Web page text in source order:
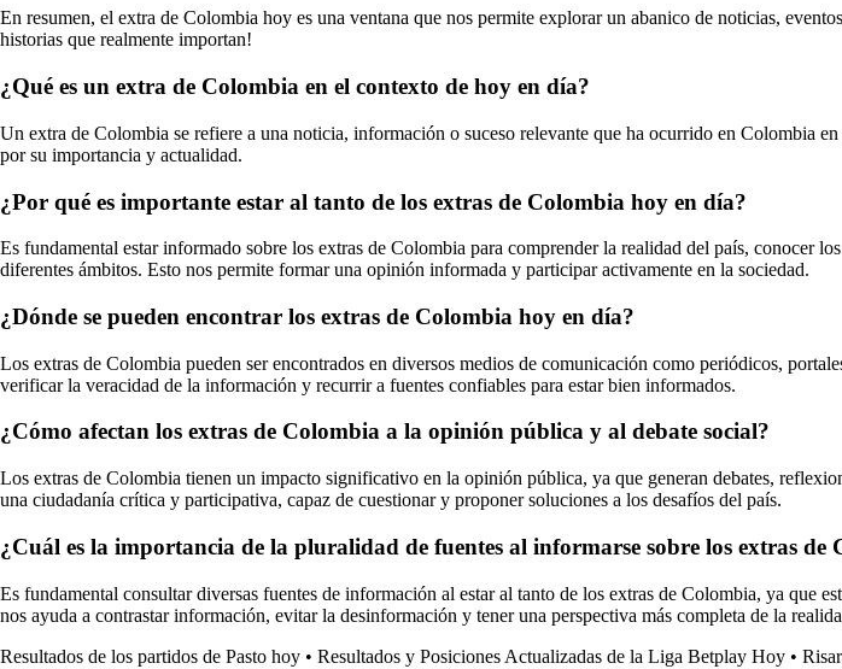
En resumen, el extra de Colombia hoy es una ventana que nos permite explorar un abanico de noticias,
historias que realmente importan!
¿Qué es un extra de Colombia en el contexto de hoy en día?
Un extra de Colombia se refiere a una noticia, información o suceso relevante que ha ocurrido en Colombia
por su importancia y actualidad.
¿Por qué es importante estar al tanto de los extras de Colombia hoy en día?
Es fundamental estar informado sobre los extras de Colombia para comprender la realidad del país, conocer
diferentes ámbitos. Esto nos permite formar una opinión informada y participar activamente en la sociedad.
¿Dónde se pueden encontrar los extras de Colombia hoy en día?
Los extras de Colombia pueden ser encontrados en diversos medios de comunicación como periódicos,
verificar la veracidad de la información y recurrir a fuentes confiables para estar bien informados.
¿Cómo afectan los extras de Colombia a la opinión pública y al debate social?
Los extras de Colombia tienen un impacto significativo en la opinión pública, ya que generan debates,
una ciudadanía crítica y participativa, capaz de cuestionar y proponer soluciones a los desafíos del país.
¿Cuál es la importancia de la pluralidad de fuentes al informarse sobre los extras de
Es fundamental consultar diversas fuentes de información al estar al tanto de los extras de Colombia, ya que
nos ayuda a contrastar información, evitar la desinformación y tener una perspectiva más completa de la
Resultados de los partidos de Pasto hoy • Resultados y Posiciones Actualizadas de la Liga Betplay Hoy •